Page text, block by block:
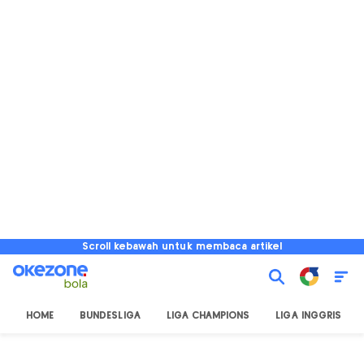
Scroll kebawah untuk membaca artikel
HOME BUNDESLIGA LIGA CHAMPIONS LIGA INGGRIS